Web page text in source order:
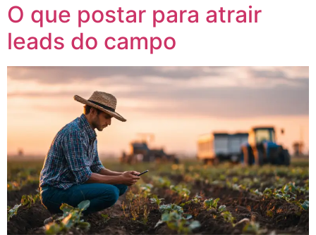
O que postar para atrair
leads do campo